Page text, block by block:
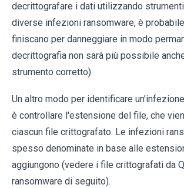
decrittografare i dati utilizzando
diverse infezioni ransomware, è
finiscano per danneggiare in modo
decrittografia non sarà più possibile
strumento corretto).
Un altro modo per identificare
è controllare l'estensione del file, che
ciascun file crittografato. Le infezioni
spesso denominate in base alle
aggiungono (vedere i file crittografati da
ransomware di seguito).